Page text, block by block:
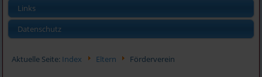
Links
Datenschutz
Aktuelle Seite: Index Eltern Förderverein